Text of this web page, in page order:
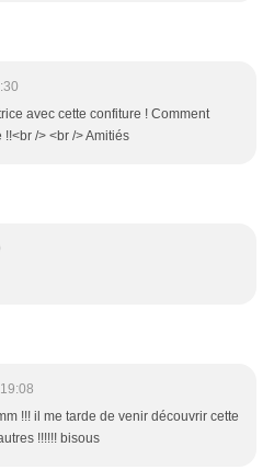
avec cette confiture ! Comment
/> <br /> Amitiés
!!! il me tarde de venir découvrir cette
!!!!!! bisous